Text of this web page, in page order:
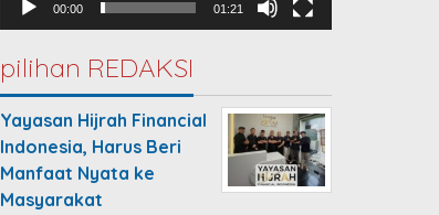
00:00 01:21
pilihan REDAKSI
Yayasan Hijrah Financial
Indonesia, Harus Beri
Manfaat Nyata ke
Masyarakat